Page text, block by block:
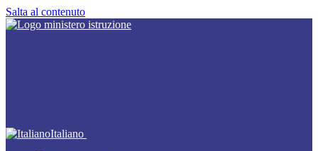
Salta al contenuto
Italiano